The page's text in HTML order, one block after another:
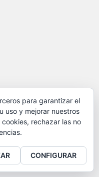
para garantizar el
uso y mejorar nuestros
rechazar las no
CONFIGURAR